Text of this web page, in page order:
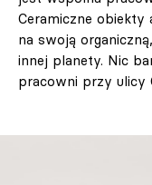
Ceramiczne
na swoją
innej planety. Nic
pracowni przy ulicy